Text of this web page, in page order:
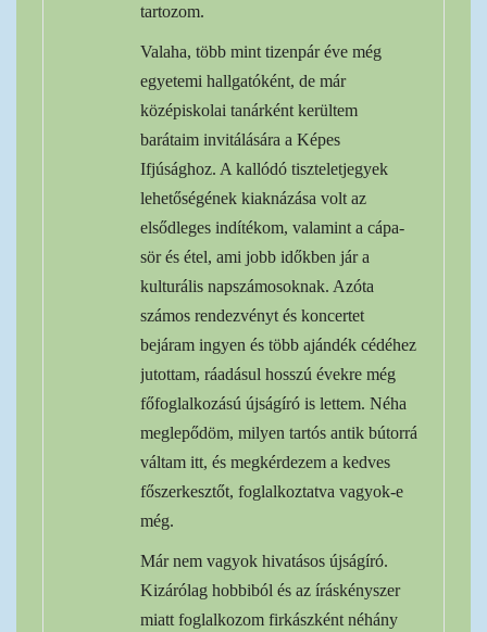
tartozom.
Valaha, több mint tizenpár éve még
egyetemi hallgatóként, de már
középiskolai tanárként kerültem
barátaim invitálására a Képes
Ifjúsághoz. A kallódó tiszteletjegyek
lehetőségének kiaknázása volt az
elsődleges indítékom, valamint a cápa-
sör és étel, ami jobb időkben jár a
kulturális napszámosoknak. Azóta
számos rendezvényt és koncertet
bejáram ingyen és több ajándék cédéhez
jutottam, ráadásul hosszú évekre még
főfoglalkozású újságíró is lettem. Néha
meglepődöm, milyen tartós antik bútorrá
váltam itt, és megkérdezem a kedves
főszerkesztőt, foglalkoztatva vagyok-e
még.
Már nem vagyok hivatásos újságíró.
Kizárólag hobbiból és az íráskényszer
miatt foglalkozom firkászként néhány